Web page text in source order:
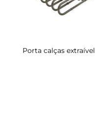
Porta calças extraível